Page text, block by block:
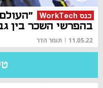
כנס WorkTech
בהפרשי השכר בין
11.05.22
| תומר הדר